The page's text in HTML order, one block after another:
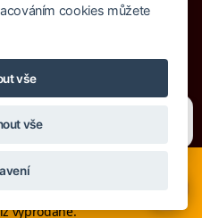
125 000 000 CZK
i Austrian lety po
stále nabízí akční ceny,
vyprodané.
×
cookies můžete
vše
vše
.